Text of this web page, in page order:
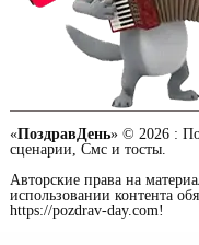
«ПоздравДень» © 2026 :
сценарии, Смс и тосты.
Авторские права на
использовании контента
https://pozdrav-day.com!